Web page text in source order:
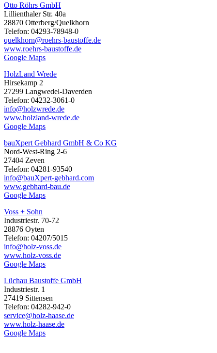
Otto Röhrs GmbH
Lillienthaler Str. 40a
28870 Otterberg/Quelkhorn
Telefon: 04293-78948-0
quelkhorn@roehrs-baustoffe.de
www.roehrs-baustoffe.de
Google Maps
HolzLand Wrede
Hirsekamp 2
27299 Langwedel-Daverden
Telefon: 04232-3061-0
info@holzwrede.de
www.holzland-wrede.de
Google Maps
bauXpert Gebhard GmbH & Co KG
Nord-West-Ring 2-6
27404 Zeven
Telefon: 04281-93540
info@bauXpert-gebhard.com
www.gebhard-bau.de
Google Maps
Voss + Sohn
Industriestr. 70-72
28876 Oyten
Telefon: 04207/5015
info@holz-voss.de
www.holz-voss.de
Google Maps
Lüchau Baustoffe GmbH
Industriestr. 1
27419 Sittensen
Telefon: 04282-942-0
service@holz-haase.de
www.holz-haase.de
Google Maps